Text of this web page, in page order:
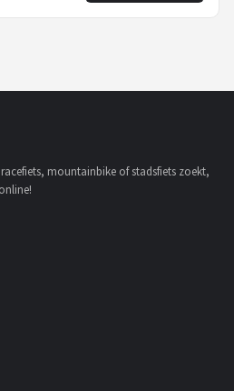
mountainbike of stadsfiets zoekt,